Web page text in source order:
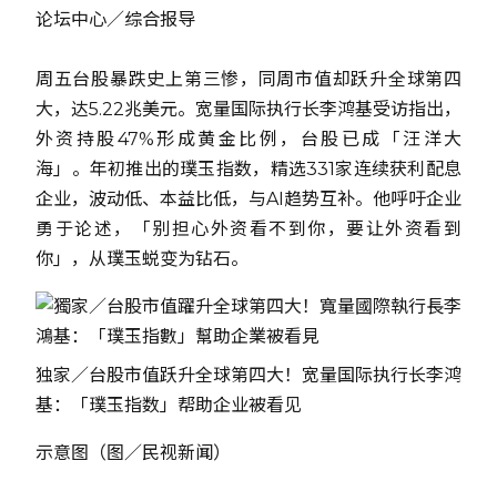
论坛中心／综合报导
周五台股暴跌史上第三惨，同周市值却跃升全球第四
大，达5.22兆美元。宽量国际执行长李鸿基受访指出，
外资持股47%形成黄金比例，台股已成「汪洋大
海」。年初推出的璞玉指数，精选331家连续获利配息
企业，波动低、本益比低，与AI趋势互补。他呼吁企业
勇于论述，「别担心外资看不到你，要让外资看到
你」，从璞玉蜕变为钻石。
独家／台股市值跃升全球第四大！宽量国际执行长李鸿
基：「璞玉指数」帮助企业被看见
示意图（图／民视新闻）